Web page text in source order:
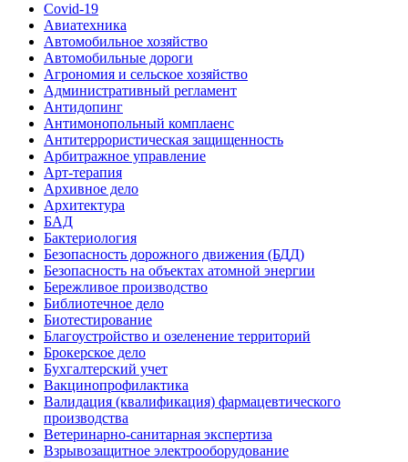
Covid-19
Авиатехника
Автомобильное хозяйство
Автомобильные дороги
Агрономия и сельское хозяйство
Административный регламент
Антидопинг
Антимонопольный комплаенс
Антитеррористическая защищенность
Арбитражное управление
Арт-терапия
Архивное дело
Архитектура
БАД
Бактериология
Безопасность дорожного движения (БДД)
Безопасность на объектах атомной энергии
Бережливое производство
Библиотечное дело
Биотестирование
Благоустройство и озеленение территорий
Брокерское дело
Бухгалтерский учет
Вакцинопрофилактика
Валидация (квалификация) фармацевтического
производства
Ветеринарно-санитарная экспертиза
Взрывозащитное электрооборудование